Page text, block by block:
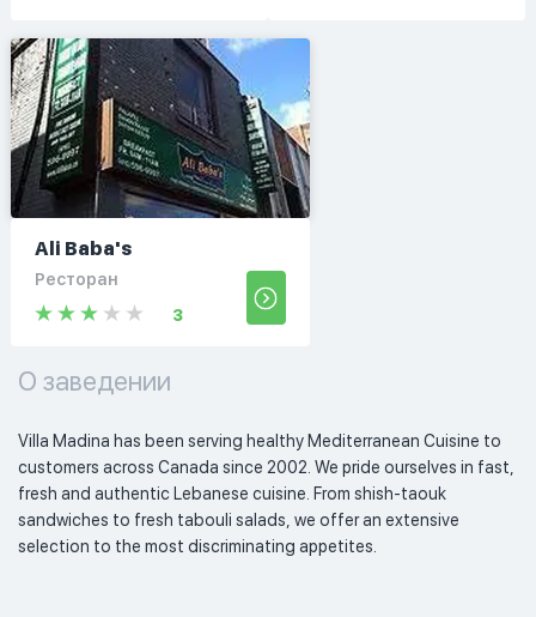
Ali Baba's
Ресторан
3
О заведении
Villa Madina has been serving healthy Mediterranean Cuisine to
customers across Canada since 2002. We pride ourselves in fast,
fresh and authentic Lebanese cuisine. From shish-taouk
sandwiches to fresh tabouli salads, we offer an extensive
selection to the most discriminating appetites.